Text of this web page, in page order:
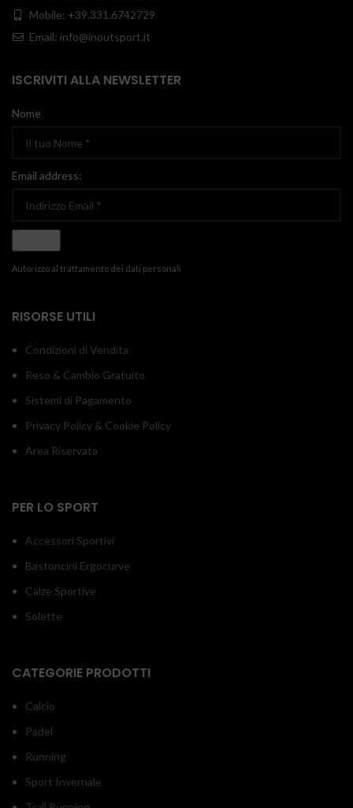
Mobile: +39.331.6742729
Email: info@inoutsport.it
ISCRIVITI ALLA NEWSLETTER
Nome
Email address:
Autorizzo al trattamento dei dati personali
RISORSE UTILI
Condizioni di Vendita
Reso & Cambio Gratuito
Sistemi di Pagamento
Privacy Policy & Cookie Policy
Area Riservata
PER LO SPORT
Accessori Sportivi
Bastoncini Ergocurve
Calze Sportive
Solette
CATEGORIE PRODOTTI
Calcio
Padel
Running
Sport Invernale